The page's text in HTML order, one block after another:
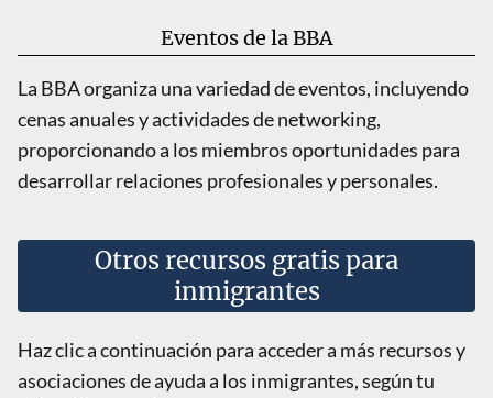
Eventos de la BBA
La BBA organiza una variedad de eventos, incluyendo
cenas anuales y actividades de networking,
proporcionando a los miembros oportunidades para
desarrollar relaciones profesionales y personales.
Otros recursos gratis para
inmigrantes
Haz clic a continuación para acceder a más recursos y
asociaciones de ayuda a los inmigrantes, según tu